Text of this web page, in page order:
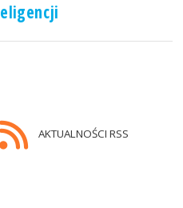
AKTUALNOŚCI RSS